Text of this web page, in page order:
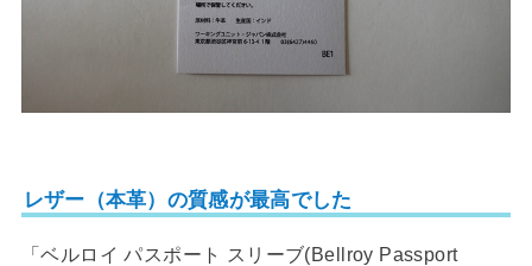
レザー（本革）の質感が最高でした
「ベルロイ パスポート スリーブ(Bellroy Passport